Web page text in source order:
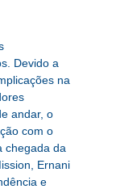
Devido a
na
andar, o
com o
chegada da
Ernani
e